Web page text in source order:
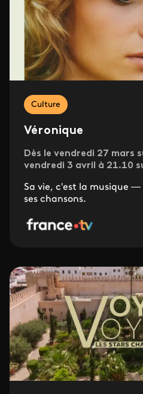
Culture
Véronique
Dès le vendredi 27 mars
vendredi 3 avril à 21.10
Sa vie, c'est la musique —
ses chansons.